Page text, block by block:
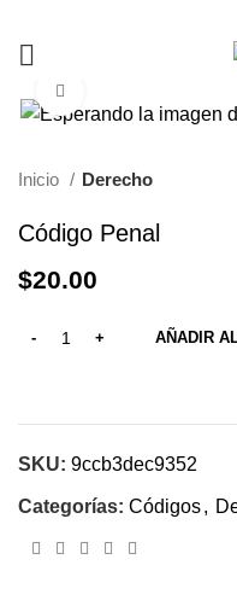
Inicio Derecho
Código Penal
$20.00
AÑADIR
SKU: 9ccb3dec9352
Categorías: Códigos,